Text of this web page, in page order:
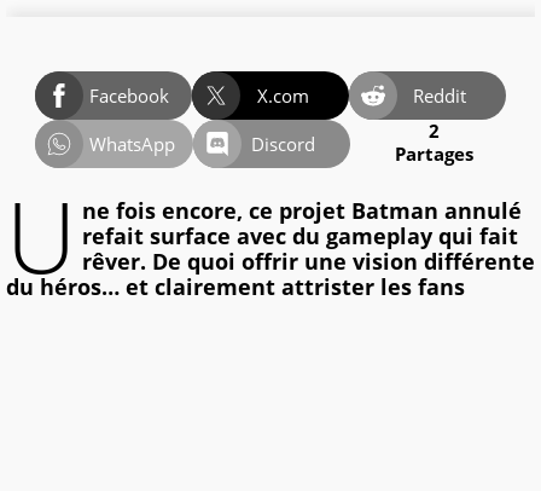
Facebook X.com
Reddit
WhatsApp
Discord
2
Partages
U ne fois encore, ce projet Batman annulé
refait surface avec du gameplay qui fait
rêver. De quoi offrir une vision différente
du héros… et clairement attrister les fans